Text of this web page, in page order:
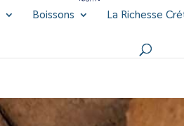
Boissons La Richesse